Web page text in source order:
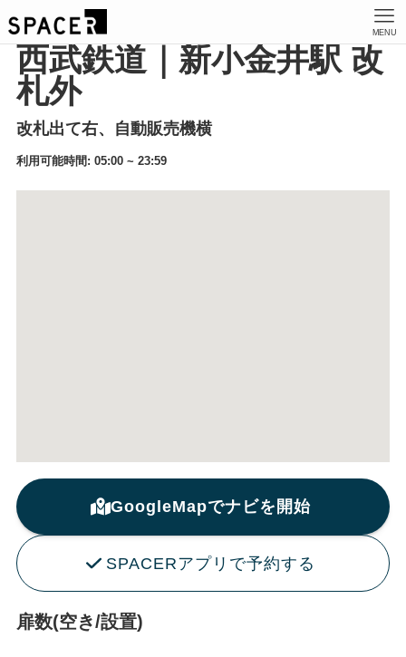
MENU
西武鉄道｜新小金井駅 改
札外
改札出て右、自動販売機横
利用可能時間: 05:00 ~ 23:59
GoogleMapでナビを開始
SPACERアプリで予約する
扉数(空き/設置)